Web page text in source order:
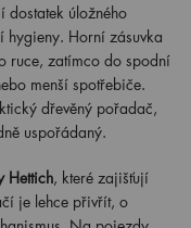
dostatek úložného
hygieny. Horní zásuvka
ruce, zatímco do spodní
menší spotřebiče.
dřevěný pořadač,
uspořádaný.
Hettich, které zajišťují
je lehce přivřít, o